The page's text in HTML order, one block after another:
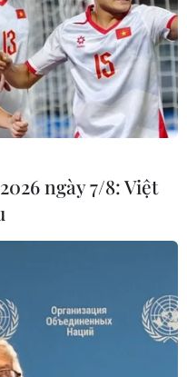
bên
ngày 7/8: Việt